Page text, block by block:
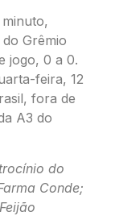
Grêmio
jogo, 0 a 0.
feira, 12
fora de
A3 do
do
Conde;